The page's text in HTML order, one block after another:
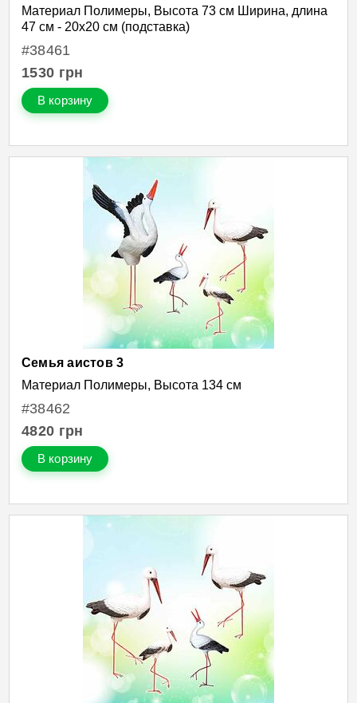
Материал Полимеры, Высота 73 см Ширина, длина
47 см - 20х20 см (подставка)
#38461
1530 грн
В корзину
Семья аистов 3
Материал Полимеры, Высота 134 см
#38462
4820 грн
В корзину